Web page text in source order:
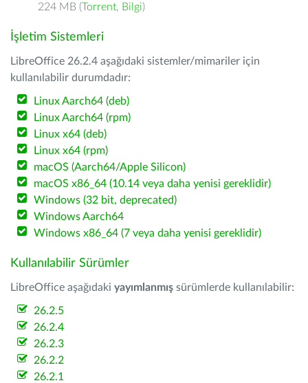
224 MB (Torrent, Bilgi)
İşletim Sistemleri
LibreOffice 26.2.4 aşağıdaki sistemler/mimariler için
kullanılabilir durumdadır:
Linux Aarch64 (deb)
Linux Aarch64 (rpm)
Linux x64 (deb)
Linux x64 (rpm)
macOS (Aarch64/Apple Silicon)
macOS x86_64 (10.14 veya daha yenisi gereklidir)
Windows (32 bit, deprecated)
Windows Aarch64
Windows x86_64 (7 veya daha yenisi gereklidir)
Kullanılabilir Sürümler
LibreOffice aşağıdaki yayımlanmış sürümlerde kullanılabilir:
26.2.5
26.2.4
26.2.3
26.2.2
26.2.1